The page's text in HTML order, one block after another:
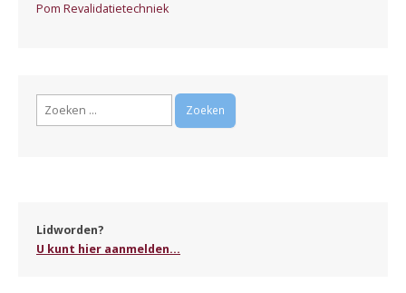
Pom Revalidatietechniek
Zoeken
Lidworden?
U kunt hier aanmelden...